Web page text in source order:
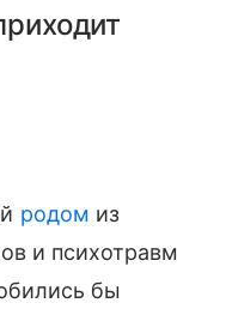
родом из
и психотравм
бы